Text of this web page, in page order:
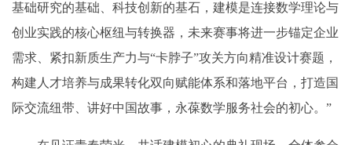
基础研究的基础、科技创新的基石，建模是连接数学理论与
创业实践的核心枢纽与转换器，未来赛事将进一步锚定企业
需求、紧扣新质生产力与“卡脖子”攻关方向精准设计赛题，
构建人才培养与成果转化双向赋能体系和落地平台，打造国
际交流纽带、讲好中国故事，永葆数学服务社会的初心。”